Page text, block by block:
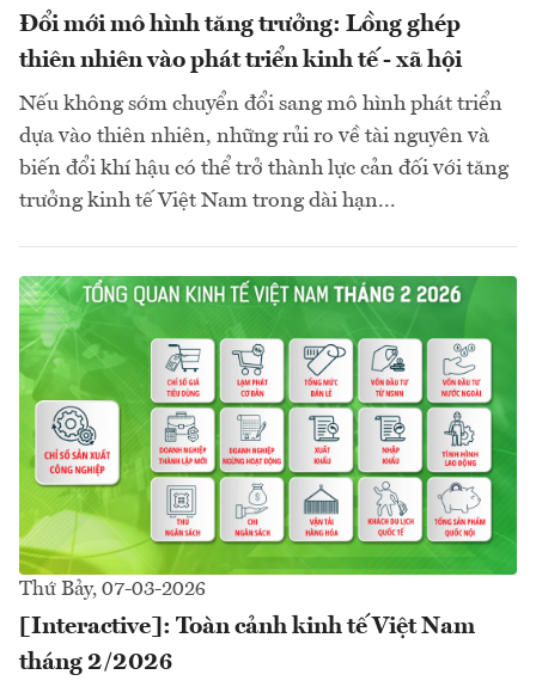
Đổi mới mô hình tăng trưởng: Lồng ghép
thiên nhiên vào phát triển kinh tế - xã hội
Nếu không sớm chuyển đổi sang mô hình phát triển
dựa vào thiên nhiên, những rủi ro về tài nguyên và
biến đổi khí hậu có thể trở thành lực cản đối với tăng
trưởng kinh tế Việt Nam trong dài hạn...
Thứ Bảy, 07-03-2026
[Interactive]: Toàn cảnh kinh tế Việt Nam
tháng 2/2026